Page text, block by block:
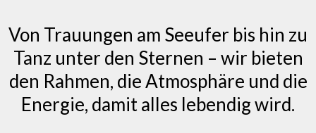
Von Trauungen am Seeufer bis hin zu
Tanz unter den Sternen – wir bieten
den Rahmen, die Atmosphäre und die
Energie, damit alles lebendig wird.